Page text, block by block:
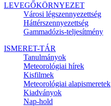
LEVEGŐKÖRNYEZET
Városi légszennyezettség
Háttérszennyezettség
Gammadózis-teljesítmény
ISMERET-TÁR
Tanulmányok
Meteorológiai hírek
Kisfilmek
Meteorológiai alapismeretek
Kiadványok
Nap-hold